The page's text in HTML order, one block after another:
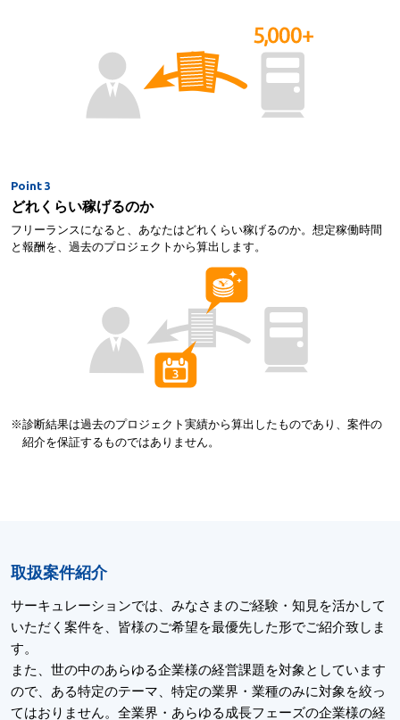
Point 3
どれくらい稼げるのか
フリーランスになると、あなたはどれくらい稼げるのか。想定稼働時間
と報酬を、過去のプロジェクトから算出します。
※診断結果は過去のプロジェクト実績から算出したものであり、案件の
紹介を保証するものではありません。
取扱案件紹介
サーキュレーションでは、みなさまのご経験・知見を活かして
いただく案件を、皆様のご希望を最優先した形でご紹介致しま
す。
また、世の中のあらゆる企業様の経営課題を対象としています
ので、ある特定のテーマ、特定の業界・業種のみに対象を絞っ
てはおりません。全業界・あらゆる成長フェーズの企業様の経